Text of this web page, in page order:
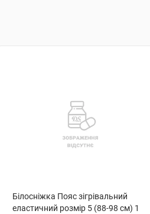
Білосніжка Пояс зігрівальний
еластичний розмір 5 (88-98 см) 1